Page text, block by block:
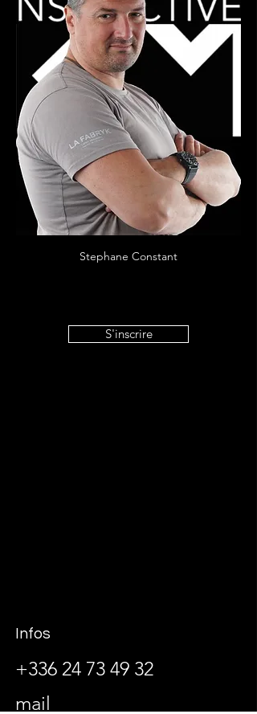
Stephane Constant
S'inscrire
Infos
+336 24 73 49 32
mail